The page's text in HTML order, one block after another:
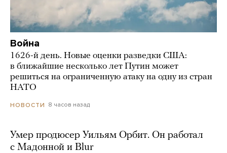
Война
1626-й день. Новые оценки разведки США:
в ближайшие несколько лет Путин может
решиться на ограниченную атаку на одну из стран
НАТО
НОВОСТИ 8 часов назад
Умер продюсер Уильям Орбит. Он работал
с Мадонной и Blur